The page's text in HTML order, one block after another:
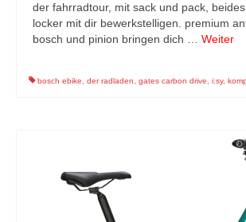
der fahrradtour, mit sack und pack,
locker mit dir bewerkstelligen. premium
bosch und pinion bringen dich … Weiter
bosch ebike der radladen gates carbon drive i:sy,